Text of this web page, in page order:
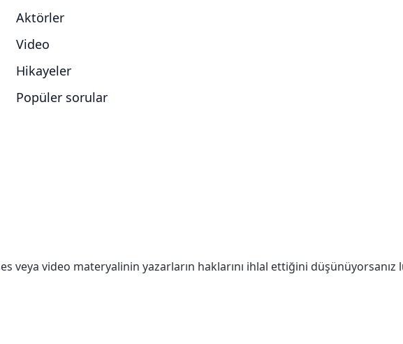
Aktörler
Video
Hikayeler
Popüler sorular
veya video materyalinin yazarların haklarını ihlal ettiğini